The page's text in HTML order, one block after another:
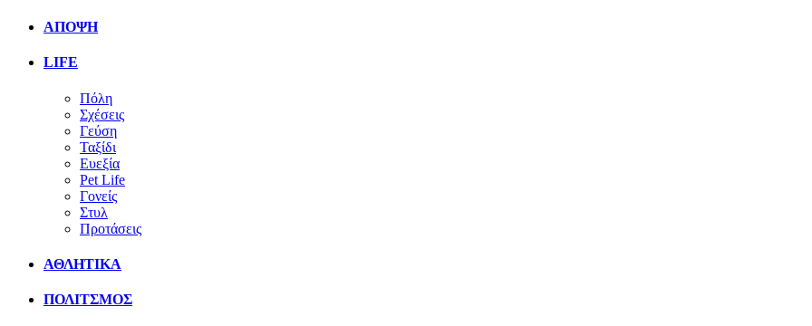
ΑΠΟΨΗ
LIFE
Πόλη
Σχέσεις
Γεύση
Ταξίδι
Ευεξία
Pet Life
Γονείς
Στυλ
Προτάσεις
ΑΘΛΗΤΙΚΑ
ΠΟΛΙΤΣΜΟΣ